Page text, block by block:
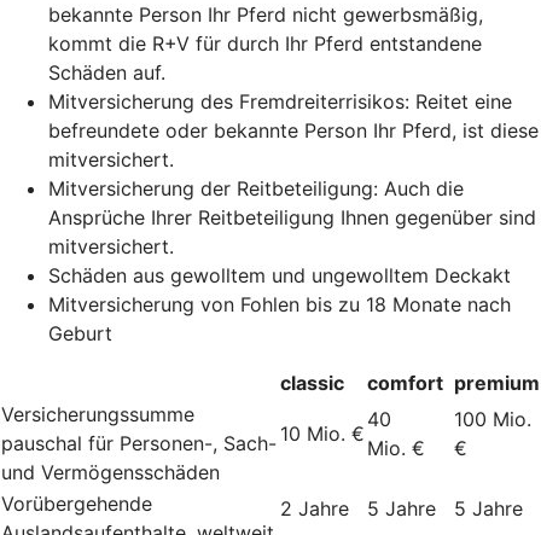
bekannte Person Ihr Pferd nicht gewerbsmäßig,
kommt die R+V für durch Ihr Pferd entstandene
Schäden auf.
Mitversicherung des Fremdreiterrisikos: Reitet eine
befreundete oder bekannte Person Ihr Pferd, ist diese
mitversichert.
Mitversicherung der Reitbeteiligung: Auch die
Ansprüche Ihrer Reitbeteiligung Ihnen gegenüber sind
mitversichert.
Schäden aus gewolltem und ungewolltem Deckakt
Mitversicherung von Fohlen bis zu 18 Monate nach
Geburt
classic comfort premium
Versicherungssumme
pauschal für Personen-, Sach-
und Vermögensschäden
10 Mio. €
40
Mio. €
100 Mio.
€
Vorübergehende
2 Jahre 5 Jahre 5 Jahre